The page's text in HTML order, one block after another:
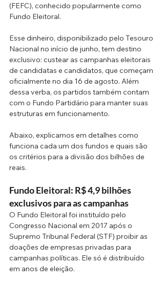
(FEFC), conhecido popularmente como
Fundo Eleitoral.
Esse dinheiro, disponibilizado pelo Tesouro
Nacional no início de junho, tem destino
exclusivo: custear as campanhas eleitorais
de candidatas e candidatos, que começam
oficialmente no dia 16 de agosto. Além
dessa verba, os partidos também contam
com o Fundo Partidário para manter suas
estruturas em funcionamento.
Abaixo, explicamos em detalhes como
funciona cada um dos fundos e quais são
os critérios para a divisão dos bilhões de
reais.
Fundo Eleitoral: R$ 4,9 bilhões
exclusivos para as campanhas
O Fundo Eleitoral foi instituído pelo
Congresso Nacional em 2017 após o
Supremo Tribunal Federal (STF) proibir as
doações de empresas privadas para
campanhas políticas. Ele só é distribuído
em anos de eleição.